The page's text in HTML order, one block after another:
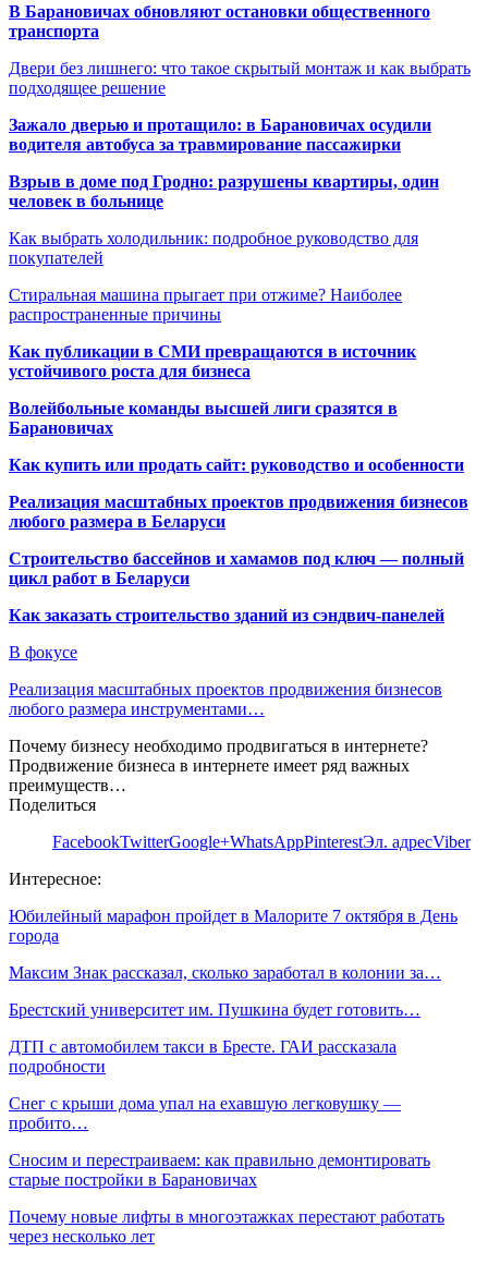
В Барановичах обновляют остановки общественного
транспорта
Двери без лишнего: что такое скрытый монтаж и как выбрать
подходящее решение
Зажало дверью и протащило: в Барановичах осудили
водителя автобуса за травмирование пассажирки
Взрыв в доме под Гродно: разрушены квартиры, один
человек в больнице
Как выбрать холодильник: подробное руководство для
покупателей
Стиральная машина прыгает при отжиме? Наиболее
распространенные причины
Как публикации в СМИ превращаются в источник
устойчивого роста для бизнеса
Волейбольные команды высшей лиги сразятся в
Барановичах
Как купить или продать сайт: руководство и особенности
Реализация масштабных проектов продвижения бизнесов
любого размера в Беларуси
Строительство бассейнов и хамамов под ключ — полный
цикл работ в Беларуси
Как заказать строительство зданий из сэндвич-панелей
В фокусе
Реализация масштабных проектов продвижения бизнесов
любого размера инструментами…
Почему бизнесу необходимо продвигаться в интернете?
Продвижение бизнеса в интернете имеет ряд важных
преимуществ…
Поделиться
FacebookTwitterGoogle+WhatsAppPinterestЭл. адресViber
Интересное:
Юбилейный марафон пройдет в Малорите 7 октября в День
города
Максим Знак рассказал, сколько заработал в колонии за…
Брестский университет им. Пушкина будет готовить…
ДТП с автомобилем такси в Бресте. ГАИ рассказала
подробности
Снег с крыши дома упал на ехавшую легковушку —
пробито…
Сносим и перестраиваем: как правильно демонтировать
старые постройки в Барановичах
Почему новые лифты в многоэтажках перестают работать
через несколько лет